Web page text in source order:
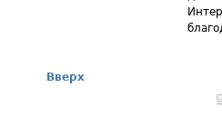
Вверх